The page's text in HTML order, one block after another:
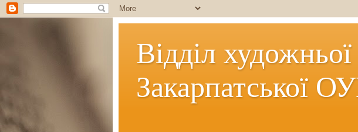
Відділ художньої
Закарпатської